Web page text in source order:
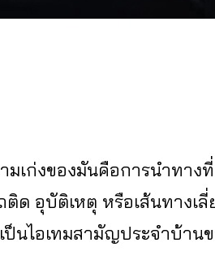
เก่งของมันคือการนำทา
ติด อุบัติเหตุ หรือเส้นทางเ
ไอเทมสามัญประจำบ้านข